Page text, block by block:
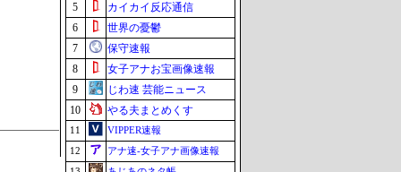
5
カイカイ反応通信
6
世界の憂鬱
7
保守速報
8
女子アナお宝画像速報
9
じわ速 芸能ニュース
10
やる夫まとめくす
11
VIPPER速報
12
アナ速‐女子アナ画像速報